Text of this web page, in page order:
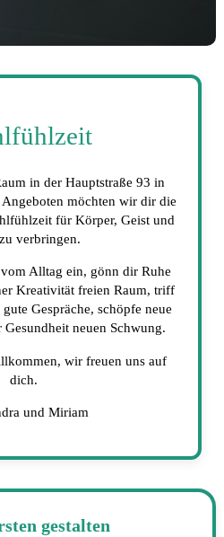
in der Hauptstraße 93 in
möchten wir dir die
für Körper, Geist und
verbringen.
Alltag ein, gönn dir Ruhe
Kreativität freien Raum, triff
Gespräche, schöpfe neue
neuen Schwung.
wir freuen uns auf
dich.
und Miriam
gestalten